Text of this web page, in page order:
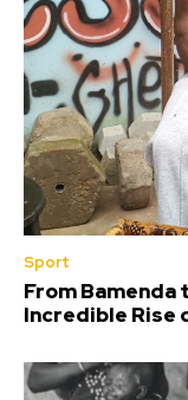
Sport
From Bamenda
Incredible Rise